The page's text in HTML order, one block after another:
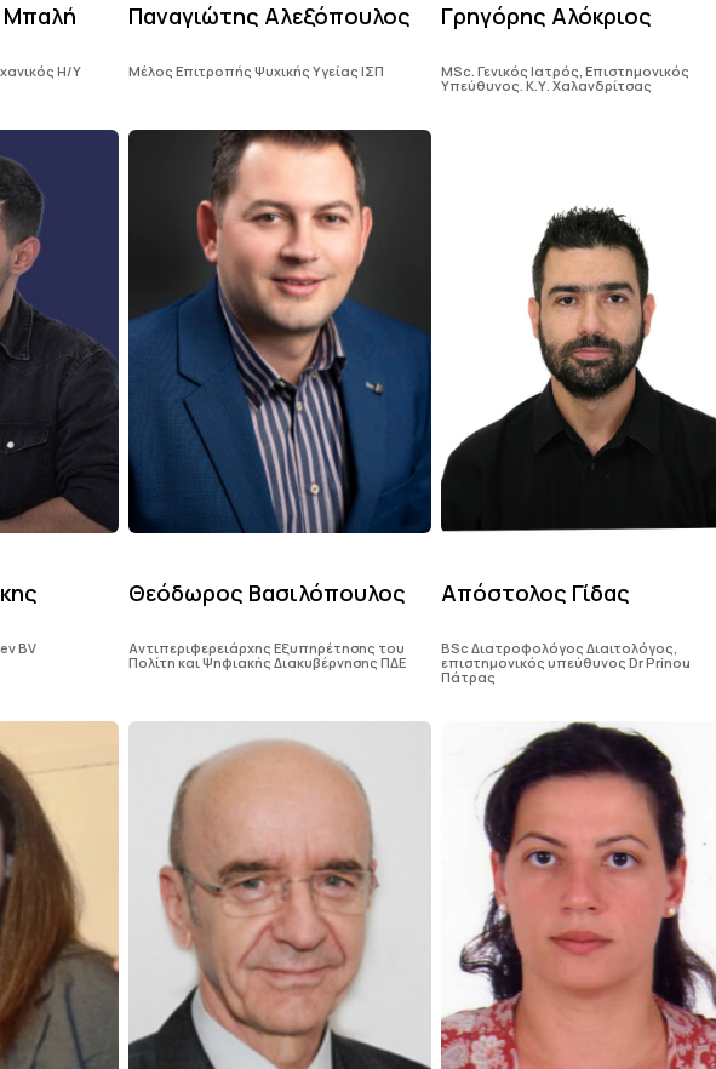
Μπαλή
Η/Υ
Παναγιώτης Αλεξόπουλος
Μέλος Επιτροπής Ψυχικής Υγείας ΙΣΠ
Γρηγόρης Αλόκριος
MSc. Γενικός Ιατρός, Επιστημονικός
Υπεύθυνος. Κ.Υ. Χαλανδρίτσας
BV
Θεόδωρος Βασιλόπουλος
Aντιπεριφερειάρχης Εξυπηρέτησης του
Πολίτη και Ψηφιακής Διακυβέρνησης ΠΔΕ
Απόστολος Γίδας
BSc Διατροφολόγος Διαιτολόγος,
επιστημονικός υπεύθυνος Dr Prinou
Πάτρας